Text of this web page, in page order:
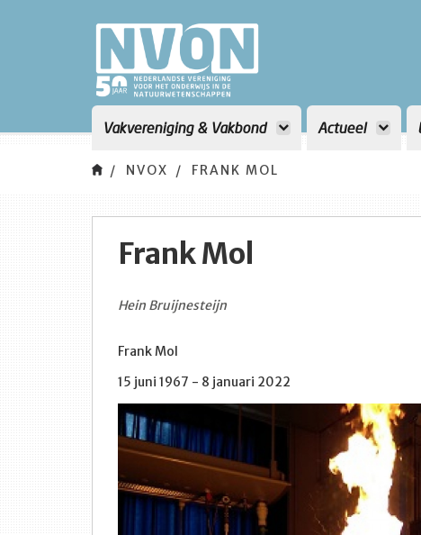
Vakvereniging & Vakbond Actueel
NVOX FRANK MOL
Frank Mol
Hein Bruijnesteijn
Frank Mol
15 juni 1967 - 8 januari 2022